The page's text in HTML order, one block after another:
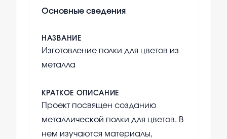
Основные сведения
НАЗВАНИЕ
Изготовление полки для цветов из
металла
КРАТКОЕ ОПИСАНИЕ
Проект посвящен созданию
металлической полки для цветов. В
нем изучаются материалы,